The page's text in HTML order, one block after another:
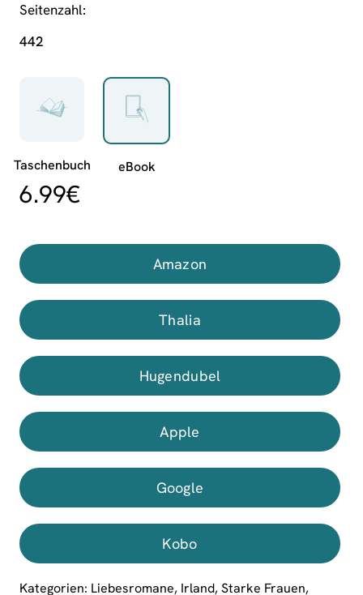
Seitenzahl
442
6.99€
Amazon
Thalia
Hugendubel
Apple
Google
Kobo
Kategorien: Liebesromane, Irland, Starke Frauen,